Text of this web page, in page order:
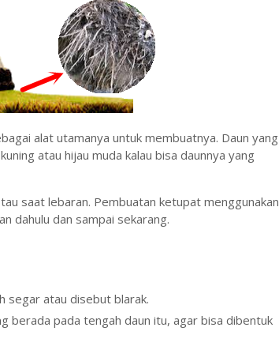
alat utamanya untuk membuatnya. Daun yang
atau hijau muda kalau bisa daunnya yang
saat lebaran. Pembuatan ketupat menggunakan
dahulu dan sampai sekarang.
segar atau disebut blarak.
berada pada tengah daun itu, agar bisa dibentuk